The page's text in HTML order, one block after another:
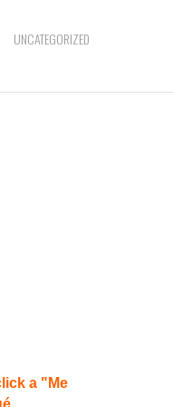
UNCATEGORIZED
a "Me